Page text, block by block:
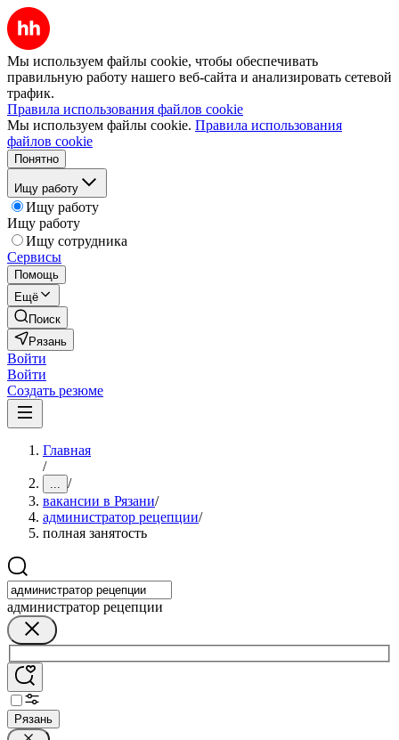
Мы используем файлы cookie, чтобы обеспечивать
правильную работу нашего веб-сайта и анализировать сетевой
трафик.
Правила использования файлов cookie
Мы используем файлы cookie. Правила использования
файлов cookie
Понятно
Ищу работу
Ищу работу
Ищу работу
Ищу сотрудника
Сервисы
Помощь
Ещё
Поиск
Рязань
Войти
Войти
Создать резюме
Главная
/
... /
вакансии в Рязани/
администратор рецепции/
полная занятость
администратор рецепции
Рязань